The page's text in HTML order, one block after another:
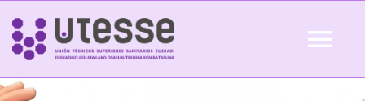
Skip
content